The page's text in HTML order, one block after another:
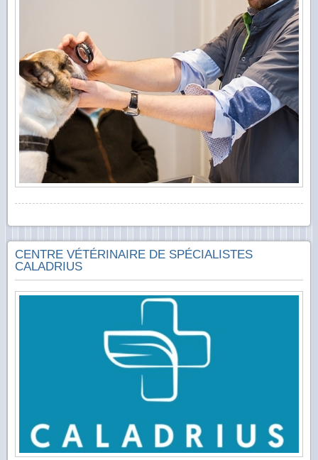
CENTRE VÉTÉRINAIRE DE SPÉCIALISTES
CALADRIUS